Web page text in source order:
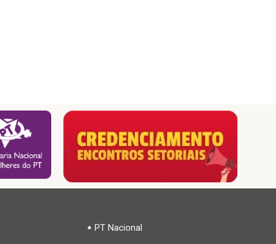
PT Nacional